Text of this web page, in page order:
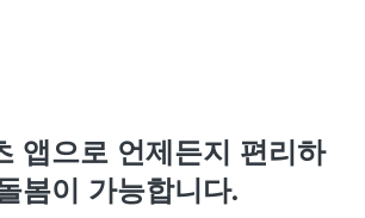
앱으로 언제든지 편리하
봄이 가능합니다.